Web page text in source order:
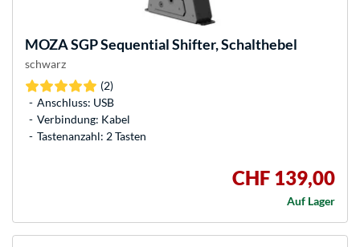
MOZASGP Sequential Shifter, Schalthebel
schwarz
(2)
Anschluss: USB
Verbindung: Kabel
Tastenanzahl: 2 Tasten
CHF 139,00
Auf Lager